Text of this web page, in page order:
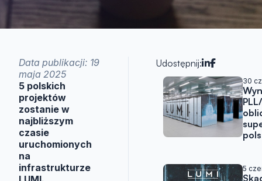
Data publikacji: 19
maja 2025
5 polskich
projektów
zostanie w
najbliższym
czasie
uruchomionych
na
infrastrukturze
Udostępnij:
Artykuły 30
5